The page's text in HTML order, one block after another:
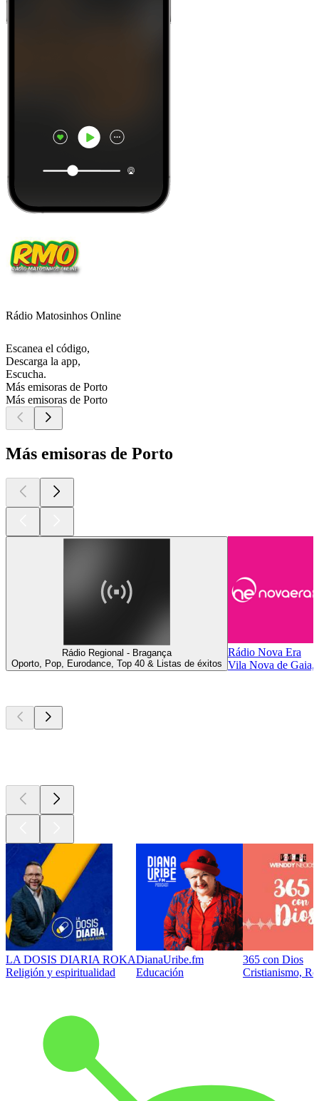
Rádio Matosinhos Online
Escanea el código,
Descarga la app,
Escucha.
Más emisoras de Porto
Más emisoras de Porto
Más emisoras de Porto
Rádio Regional - Bragança
Oporto, Pop, Eurodance, Top 40 & Listas de éxitos
Rádio Nova Era
Vila Nova de Gaia,
LA DOSIS DIARIA ROKA
Religión y espiritualidad
DianaUribe.fm
Educación
365 con Dios
Cristianismo,